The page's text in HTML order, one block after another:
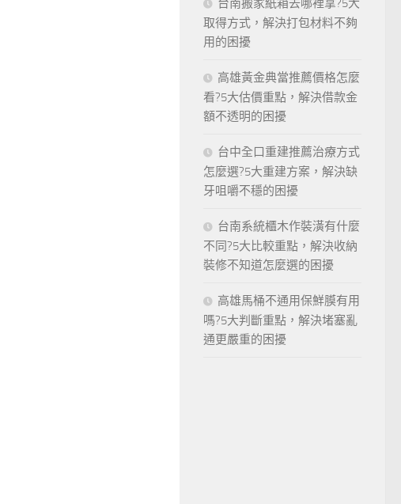
台南搬家紙箱去哪裡拿?5大
取得方式，解決打包材料不夠
用的困擾
高雄黃金典當推薦價格怎麼
看?5大估價重點，解決借款金
額不透明的困擾
台中全口重建推薦治療方式
怎麼選?5大重建方案，解決缺
牙咀嚼不穩的困擾
台南系統櫃木作裝潢有什麼
不同?5大比較重點，解決收納
裝修不知道怎麼選的困擾
高雄馬桶不通用保鮮膜有用
嗎?5大判斷重點，解決堵塞亂
通更嚴重的困擾